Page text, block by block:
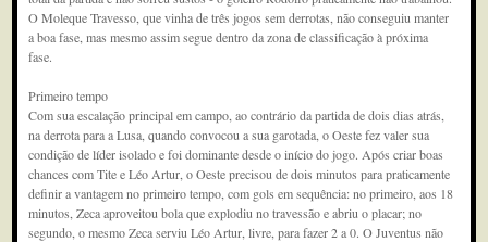
O Moleque Travesso, que vinha de três jogos sem derrotas, não conseguiu manter
a boa fase, mas mesmo assim segue dentro da zona de classificação à próxima
fase.
Primeiro tempo
Com sua escalação principal em campo, ao contrário da partida de dois dias atrás,
na derrota para a Lusa, quando convocou a sua garotada, o Oeste fez valer sua
condição de líder isolado e foi dominante desde o início do jogo. Após criar boas
chances com Tite e Léo Artur, o Oeste precisou de dois minutos para praticamente
definir a vantagem no primeiro tempo, com gols em sequência: no primeiro, aos 18
minutos, Zeca aproveitou bola que explodiu no travessão e abriu o placar; no
segundo, o mesmo Zeca serviu Léo Artur, livre, para fazer 2 a 0. O Juventus não